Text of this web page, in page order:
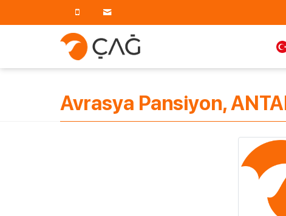
Avrasya Pansiyon,